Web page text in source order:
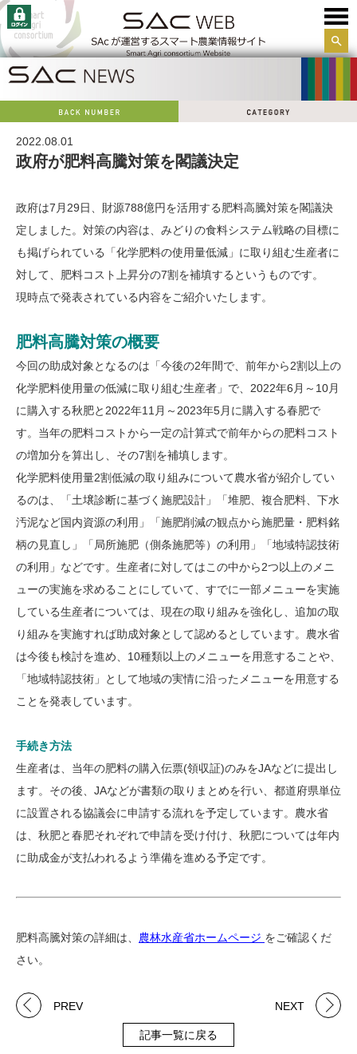
サイ
2022.08.01
政府が肥料高騰対策を閣議決定
政府は7月29日、財源788億円を活用する肥料高騰対策を閣議決
定しました。対策の内容は、みどりの食料システム戦略の目標に
も掲げられている「化学肥料の使用量低減」に取り組む生産者に
対して、肥料コスト上昇分の7割を補填するというものです。
現時点で発表されている内容をご紹介いたします。
肥料高騰対策の概要
今回の助成対象となるのは「今後の2年間で、前年から2割以上の
化学肥料使用量の低減に取り組む生産者」で、2022年6月～10月
に購入する秋肥と2022年11月～2023年5月に購入する春肥で
す。当年の肥料コストから一定の計算式で前年からの肥料コスト
の増加分を算出し、その7割を補填します。
化学肥料使用量2割低減の取り組みについて農水省が紹介してい
るのは、「土壌診断に基づく施肥設計」「堆肥、複合肥料、下水
汚泥など国内資源の利用」「施肥削減の観点から施肥量・肥料銘
柄の見直し」「局所施肥（側条施肥等）の利用」「地域特認技術
の利用」などです。生産者に対してはこの中から2つ以上のメニ
ューの実施を求めることにしていて、すでに一部メニューを実施
している生産者については、現在の取り組みを強化し、追加の取
り組みを実施すれば助成対象として認めるとしています。農水省
は今後も検討を進め、10種類以上のメニューを用意することや、
「地域特認技術」として地域の実情に沿ったメニューを用意する
ことを発表しています。
手続き方法
生産者は、当年の肥料の購入伝票(領収証)のみをJAなどに提出し
ます。その後、JAなどが書類の取りまとめを行い、都道府県単位
に設置される協議会に申請する流れを予定しています。農水省
は、秋肥と春肥それぞれで申請を受け付け、秋肥については年内
に助成金が支払われるよう準備を進める予定です。
肥料高騰対策の詳細は、 農林水産省ホームページ をご確認くだ
さい。
PREV
記事一覧に戻る
NEXT